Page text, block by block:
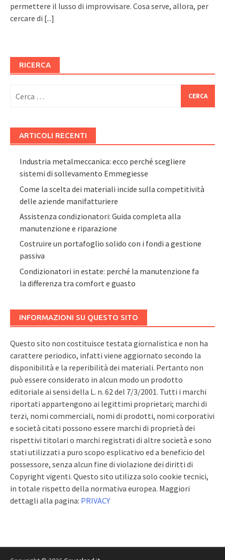
permettere il lusso di improvvisare. Cosa serve, allora, per
cercare di [...]
RICERCA
per:
ARTICOLI RECENTI
Industria metalmeccanica: ecco perché scegliere
sistemi di sollevamento Emmegiesse
Come la scelta dei materiali incide sulla competitività
delle aziende manifatturiere
Assistenza condizionatori: Guida completa alla
manutenzione e riparazione
Costruire un portafoglio solido con i fondi a gestione
passiva
Condizionatori in estate: perché la manutenzione fa
la differenza tra comfort e guasto
INFORMAZIONI SU QUESTO SITO
Questo sito non costituisce testata giornalistica e non ha
carattere periodico, infatti viene aggiornato secondo la
disponibilità e la reperibilità dei materiali. Pertanto non
può essere considerato in alcun modo un prodotto
editoriale ai sensi della L. n. 62 del 7/3/2001. Tutti i marchi
riportati appartengono ai legittimi proprietari; marchi di
terzi, nomi commerciali, nomi di prodotti, nomi corporativi
e società citati possono essere marchi di proprietà dei
rispettivi titolari o marchi registrati di altre società e sono
stati utilizzati a puro scopo esplicativo ed a beneficio del
possessore, senza alcun fine di violazione dei diritti di
Copyright vigenti. Questo sito utilizza solo cookie tecnici,
in totale rispetto della normativa europea. Maggiori
dettagli alla pagina: PRIVACY